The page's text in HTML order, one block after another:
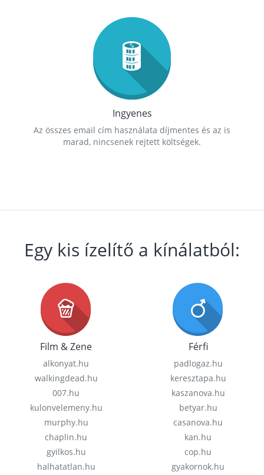
Ingyenes
Az összes email cím használata díjmentes és az is
marad, nincsenek rejtett költségek.
Egy kis ízelítő a kínálatból:
Film & Zene
alkonyat.hu
walkingdead.hu
007.hu
kulonvelemeny.hu
murphy.hu
chaplin.hu
gyilkos.hu
halhatatlan.hu
Férfi
padlogaz.hu
keresztapa.hu
kaszanova.hu
betyar.hu
casanova.hu
kan.hu
cop.hu
gyakornok.hu